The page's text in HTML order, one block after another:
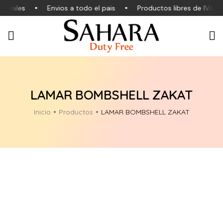
Envios a todo el pais Productos libres de IVA
LAMAR BOMBSHELL ZAKAT
Inicio Productos LAMAR BOMBSHELL ZAKAT